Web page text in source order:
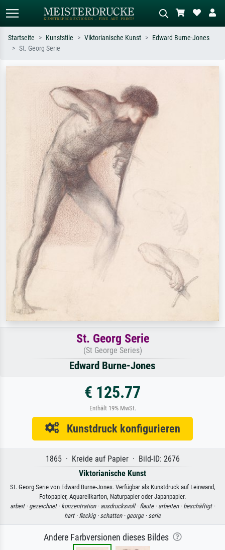
Sternennacht, Impressionismus, Welle
Hokusai, Akt.
Wiese, Abstrakt mit viel Rot, Dunkles
Ölgemälde, Stehender Akt neben einem
Baum.
Startseite Kunststile Viktorianische Kunst
Edward Burne-Jones
St. Georg Serie
St. Georg Serie
(St George Series)
Edward Burne-Jones
€ 125.77
Enthält 19% MwSt.
Kunstdruck konfigurieren
1865 · Kreide auf Papier · Bild-ID: 2676
Viktorianische Kunst
St. Georg Serie von Edward Burne-Jones. Verfügbar als Kunstdruck auf Leinwand,
Fotopapier, Aquarellkarton, Naturpapier oder Japanpapier.
arbeit · gezeichnet · konzentration · ausdrucksvoll · flaute · arbeiten · beschäftigt ·
hart · fleckig · schatten · george · serie
Andere Farbversionen dieses Bildes